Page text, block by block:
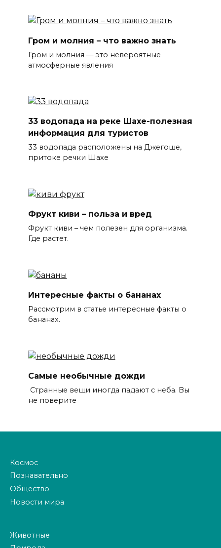
Гром и молния – что важно знать
Гром и молния — это невероятные
атмосферные явления
33 водопада на реке Шахе-полезная
информация для туристов
33 водопада расположены на Джегоше,
притоке речки Шахе
Фрукт киви – польза и вред
Фрукт киви – чем полезен для организма.
Где растет.
Интересные факты о бананах
Рассмотрим в статье интересные факты о
бананах.
Самые необычные дожди
Странные вещи иногда падают с неба. Вы
не поверите
Космос
Познавательно
Общество
Новости мира
Животные